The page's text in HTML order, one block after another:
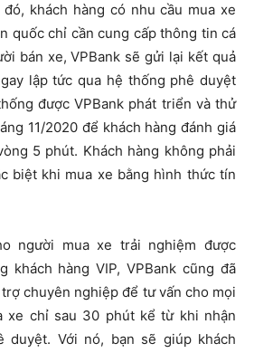
khách hàng có nhu cầu mua xe
quốc chỉ cần cung cấp thông tin cá
bán xe, VPBank sẽ gửi lại kết quả
lập tức qua hệ thống phê duyệt
được VPBank phát triển và thử
11/2020 để khách hàng đánh giá
5 phút. Khách hàng không phải
biệt khi mua xe bằng hình thức tín
người mua xe trải nghiệm được
khách hàng VIP, VPBank cũng đã
chuyên nghiệp để tư vấn cho mọi
xe chỉ sau 30 phút kể từ khi nhận
duyệt. Với nó, bạn sẽ giúp khách